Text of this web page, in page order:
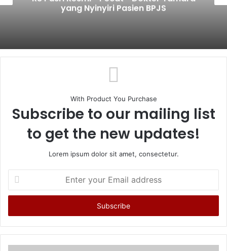
BPJS
Sekolah Raih
With Product You Purchase
Subscribe to our mailing list
to get the new updates!
Lorem ipsum dolor sit amet, consectetur.
your
Email